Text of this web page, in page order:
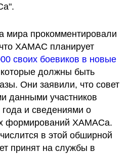
мира прокомментировали
и сообщения о том, что ХАМАС планирует
своих боевиков в новые
должны быть
Они заявили, что совет
данными участников
и сведениями о
формирований ХАМАСа.
в этой обширной
принят на службы в